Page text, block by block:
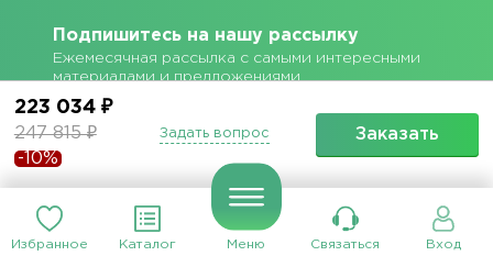
Избранное Каталог Меню Связаться Вход
223 034 ₽
247 815 ₽
-10%
Заказать
Задать вопрос
Подпишитесь на нашу рассылку
Ежемесячная рассылка с самыми интересными
материалами и предложениями
Подписаться